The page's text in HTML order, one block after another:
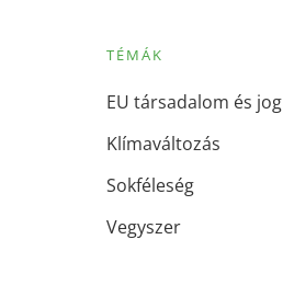
TÉMÁK
EU társadalom és jog
Klímaváltozás
Sokféleség
Vegyszer